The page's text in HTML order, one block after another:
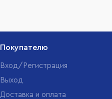
Покупателю
Вход/Регистрация
Выход
Доставка и оплата